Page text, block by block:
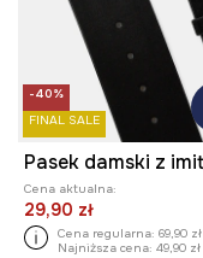
-40%
FINAL SALE
Cena aktualna:
29,90 zł
Cena regularna: 69,90 zł
Najniższa cena: 49,90 zł